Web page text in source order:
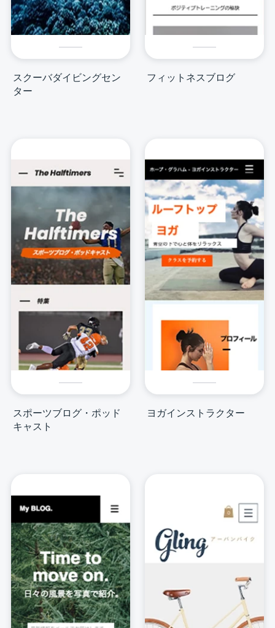
スクーバダイビングセン
ター
フィットネスブログ
スポーツブログ・ポッド
キャスト
ヨガインストラクター